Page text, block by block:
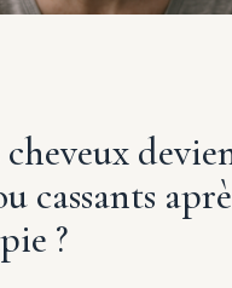
cassants
?